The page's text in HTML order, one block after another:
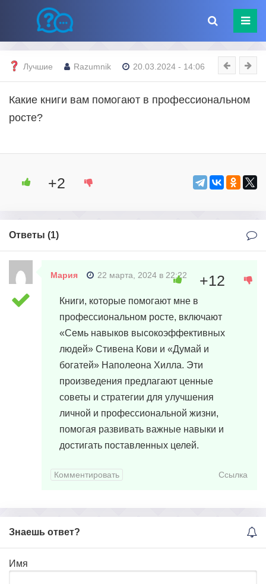
Лучшие Razumnik 20.03.2024 - 14:06
Какие книги вам помогают в профессиональном
росте?
+2
Ответы (1)
Мария 22 марта, 2024 в 22:22
Книги, которые помогают мне в
профессиональном росте, включают
«Семь навыков высокоэффективных
людей» Стивена Кови и «Думай и
богатей» Наполеона Хилла. Эти
произведения предлагают ценные
советы и стратегии для улучшения
личной и профессиональной жизни,
помогая развивать важные навыки и
достигать поставленных целей.
+12
Комментировать Ссылка
Знаешь ответ?
Имя